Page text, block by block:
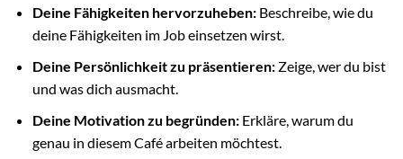
Deine Fähigkeiten hervorzuheben:Beschreibe, wie du
deine Fähigkeiten im Job einsetzen wirst.
Deine Persönlichkeit zu präsentieren:Zeige, wer du bist
und was dich ausmacht.
Deine Motivation zu begründen:Erkläre, warum du
genau in diesem Café arbeiten möchtest.